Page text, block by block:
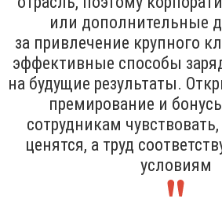
или дополнительные
за привлечение крупного
эффективные способы
на будущие результаты.
премирование и
сотрудникам
ценятся, а труд
условиям